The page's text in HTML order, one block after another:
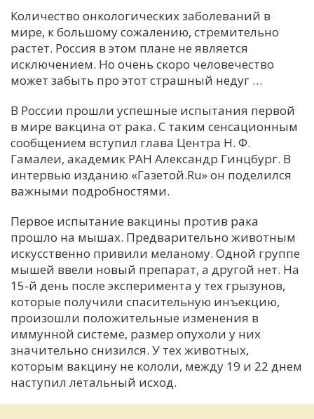
К
М
Н
У
Х
Ч
Количество онкологических заболеваний в
мире, к большому сожалению, стремительно
растет. Россия в этом плане не является
исключением. Но очень скоро человечество
может забыть про этот страшный недуг …
В России прошли успешные испытания первой
в мире вакцина от рака. С таким сенсационным
сообщением вступил глава Центра Н. Ф.
Гамалеи, академик РАН Александр Гинцбург. В
интервью изданию «Газетой.Ru» он поделился
важными подробностями.
Первое испытание вакцины против рака
прошло на мышах. Предварительно животным
искусственно привили меланому. Одной группе
мышей ввели новый препарат, а другой нет. На
15-й день после эксперимента у тех грызунов,
которые получили спасительную инъекцию,
произошли положительные изменения в
иммунной системе, размер опухоли у них
значительно снизился. У тех животных,
которым вакцину не кололи, между 19 и 22 днем
наступил летальный исход.